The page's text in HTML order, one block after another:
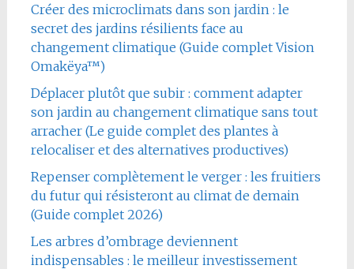
Créer des microclimats dans son jardin : le
secret des jardins résilients face au
changement climatique (Guide complet Vision
Omakëya™)
Déplacer plutôt que subir : comment adapter
son jardin au changement climatique sans tout
arracher (Le guide complet des plantes à
relocaliser et des alternatives productives)
Repenser complètement le verger : les fruitiers
du futur qui résisteront au climat de demain
(Guide complet 2026)
Les arbres d’ombrage deviennent
indispensables : le meilleur investissement